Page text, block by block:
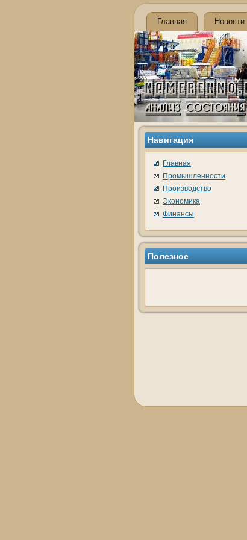
Главная Новости
Навигация
Главная
Промышленности
Производство
Экономика
Финансы
Полезнοе